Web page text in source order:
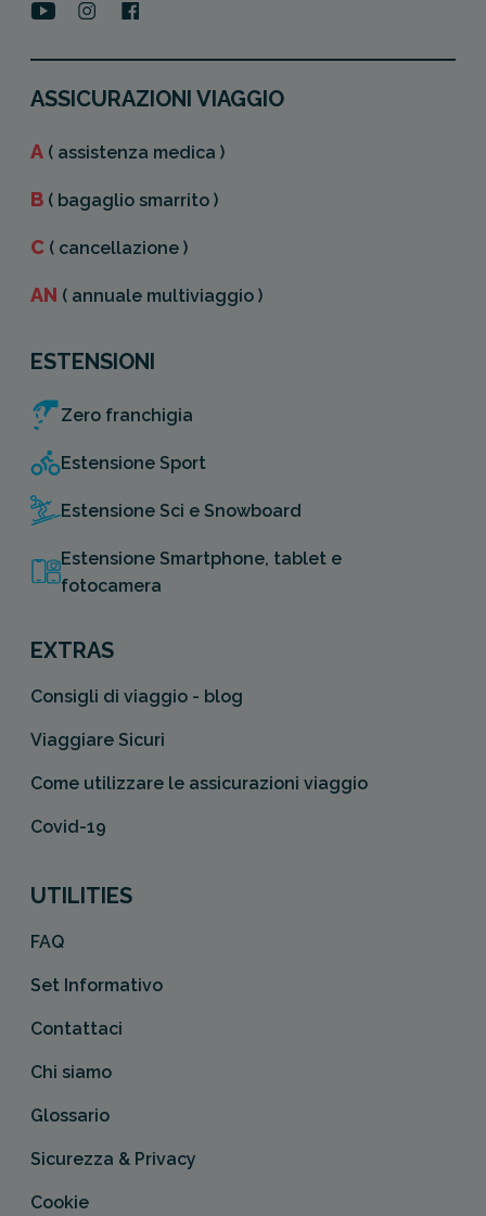
ASSICURAZIONI VIAGGIO
A ( assistenza medica )
B ( bagaglio smarrito )
C ( cancellazione )
AN ( annuale multiviaggio )
ESTENSIONI
Zero franchigia
Estensione Sport
Estensione Sci e Snowboard
Estensione Smartphone, tablet e
fotocamera
EXTRAS
Consigli di viaggio - blog
Viaggiare Sicuri
Come utilizzare le assicurazioni viaggio
Covid-19
UTILITIES
FAQ
Set Informativo
Contattaci
Chi siamo
Glossario
Sicurezza & Privacy
Cookie